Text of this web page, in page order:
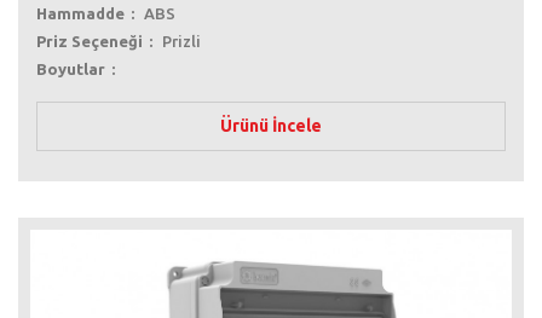
Hammadde
ABS
Priz Seçeneği
Prizli
Boyutlar
Ürünü İncele